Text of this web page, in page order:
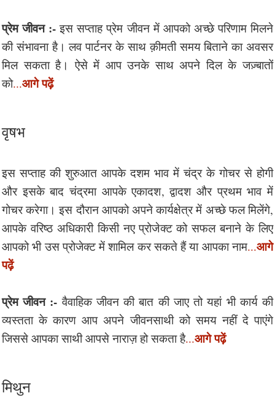
प्रेम जीवन :- इस सप्ताह प्रेम जीवन में आपको अच्छे परिणाम मिलने
की संभावना है। लव पार्टनर के साथ क़ीमती समय बिताने का अवसर
मिल सकता है। ऐसे में आप उनके साथ अपने दिल के जज़्बातों
को...आगे पढ़ें
वृषभ
इस सप्ताह की शुरुआत आपके दशम भाव में चंद्र के गोचर से होगी
और इसके बाद चंद्रमा आपके एकादश, द्वादश और प्रथम भाव में
गोचर करेगा। इस दौरान आपको अपने कार्यक्षेत्र में अच्छे फल मिलेंगे,
आपके वरिष्ठ अधिकारी किसी नए प्रोजेक्ट को सफल बनाने के लिए
आपको भी उस प्रोजेक्ट में शामिल कर सकते हैं या आपका नाम...आगे
पढ़ें
प्रेम जीवन :- वैवाहिक जीवन की बात की जाए तो यहां भी कार्य की
व्यस्तता के कारण आप अपने जीवनसाथी को समय नहीं दे पाएंगे
जिससे आपका साथी आपसे नाराज़ हो सकता है...आगे पढ़ें
मिथुन